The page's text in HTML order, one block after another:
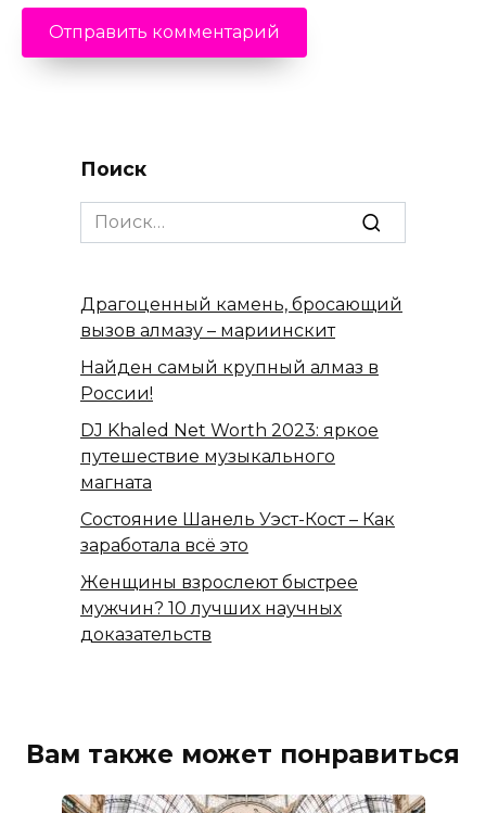
Поиск
Search
for:
Драгоценный камень, бросающий
вызов алмазу – мариинскит
Найден самый крупный алмаз в
России!
DJ Khaled Net Worth 2023: яркое
путешествие музыкального
магната
Состояние Шанель Уэст-Кост – Как
заработала всё это
Женщины взрослеют быстрее
мужчин? 10 лучших научных
доказательств
Вам также может понравиться